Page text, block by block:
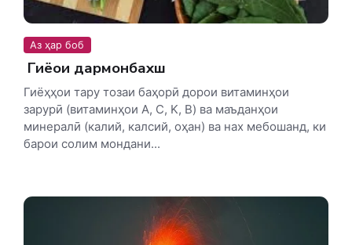
Аз ҳар боб
Гиёҳҳои дармонбахш
Гиёҳҳои тару тозаи баҳорӣ дорои витаминҳои
зарурӣ (витаминҳои A, C, K, B) ва маъданҳои
минералӣ (калий, калсий, оҳан) ва нах мебошанд, ки
барои солим мондани...